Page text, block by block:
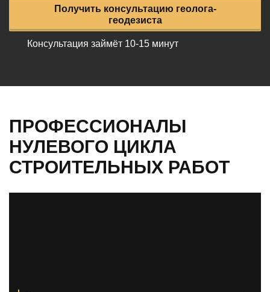
Получить консультацию геолога-
геодезиста
Консультация займёт 10-15 минут
ПРОФЕССИОНАЛЫ
НУЛЕВОГО ЦИКЛА
СТРОИТЕЛЬНЫХ РАБОТ